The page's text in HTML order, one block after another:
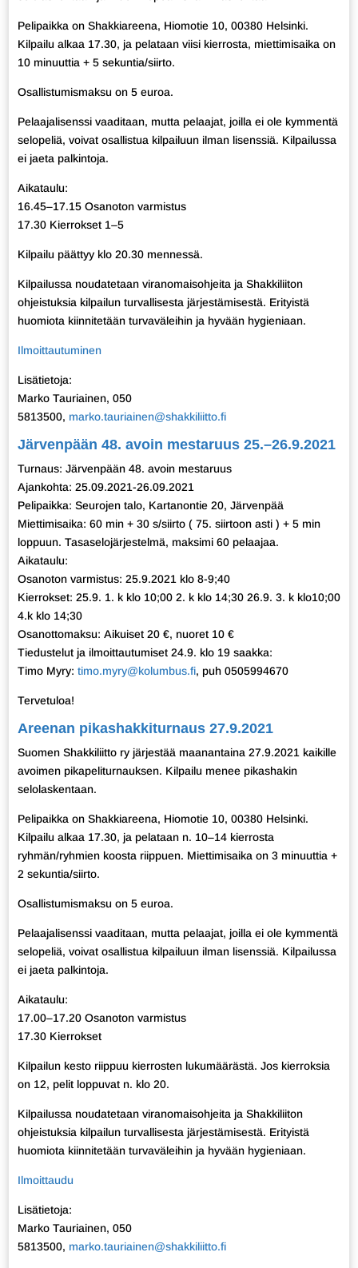
Pelipaikka on Shakkiareena, Hiomotie 10, 00380 Helsinki.
Kilpailu alkaa 17.30, ja pelataan viisi kierrosta, miettimisaika on
10 minuuttia + 5 sekuntia/siirto.
Osallistumismaksu on 5 euroa.
Pelaajalisenssi vaaditaan, mutta pelaajat, joilla ei ole kymmentä
selopeliä, voivat osallistua kilpailuun ilman lisenssiä. Kilpailussa
ei jaeta palkintoja.
Aikataulu:
16.45–17.15 Osanoton varmistus
17.30 Kierrokset 1–5
Kilpailu päättyy klo 20.30 mennessä.
Kilpailussa noudatetaan viranomaisohjeita ja Shakkiliiton
ohjeistuksia kilpailun turvallisesta järjestämisestä. Erityistä
huomiota kiinnitetään turvaväleihin ja hyvään hygieniaan.
Ilmoittautuminen
Lisätietoja:
Marko Tauriainen, 050
5813500, marko.tauriainen@shakkiliitto.fi
Järvenpään 48. avoin mestaruus 25.–26.9.2021
Turnaus: Järvenpään 48. avoin mestaruus
Ajankohta: 25.09.2021-26.09.2021
Pelipaikka: Seurojen talo, Kartanontie 20, Järvenpää
Miettimisaika: 60 min + 30 s/siirto ( 75. siirtoon asti ) + 5 min
loppuun. Tasaselojärjestelmä, maksimi 60 pelaajaa.
Aikataulu:
Osanoton varmistus: 25.9.2021 klo 8-9;40
Kierrokset: 25.9. 1. k klo 10;00 2. k klo 14;30 26.9. 3. k klo10;00
4.k klo 14;30
Osanottomaksu: Aikuiset 20 €, nuoret 10 €
Tiedustelut ja ilmoittautumiset 24.9. klo 19 saakka:
Timo Myry: timo.myry@kolumbus.fi, puh 0505994670
Tervetuloa!
Areenan pikashakkiturnaus 27.9.2021
Suomen Shakkiliitto ry järjestää maanantaina 27.9.2021 kaikille
avoimen pikapeliturnauksen. Kilpailu menee pikashakin
selolaskentaan.
Pelipaikka on Shakkiareena, Hiomotie 10, 00380 Helsinki.
Kilpailu alkaa 17.30, ja pelataan n. 10–14 kierrosta
ryhmän/ryhmien koosta riippuen. Miettimisaika on 3 minuuttia +
2 sekuntia/siirto.
Osallistumismaksu on 5 euroa.
Pelaajalisenssi vaaditaan, mutta pelaajat, joilla ei ole kymmentä
selopeliä, voivat osallistua kilpailuun ilman lisenssiä. Kilpailussa
ei jaeta palkintoja.
Aikataulu:
17.00–17.20 Osanoton varmistus
17.30 Kierrokset
Kilpailun kesto riippuu kierrosten lukumäärästä. Jos kierroksia
on 12, pelit loppuvat n. klo 20.
Kilpailussa noudatetaan viranomaisohjeita ja Shakkiliiton
ohjeistuksia kilpailun turvallisesta järjestämisestä. Erityistä
huomiota kiinnitetään turvaväleihin ja hyvään hygieniaan.
Ilmoittaudu
Lisätietoja:
Marko Tauriainen, 050
5813500, marko.tauriainen@shakkiliitto.fi